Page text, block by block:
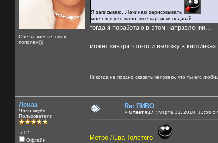
Слёзы вместе, смех
пополам)))
Я записываю...Начинаю зарисовывать
мне слов ужо мало, мне картинки подавай.
тогда я поработаю в этом направлении...
может завтра что-то и выложу в
Никогда не поздно сказать человеку, что ты его
Ленаа
Член клуба
Пользователи
:) 12
Офлайн
Re: ПИВО
« Ответ #17 : Марта 31, 2010,
Метро Льва Толстого